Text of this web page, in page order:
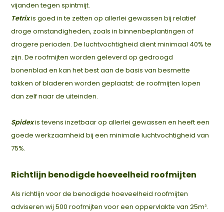
vijanden tegen spintmijt.
Tetrixis goed in te zetten op allerlei gewassen bij relatief
droge omstandigheden, zoals in binnenbeplantingen of
drogere perioden. De luchtvochtigheid dient minimaal 40% te
zijn. De roofmijten worden geleverd op gedroogd
bonenblad en kan het best aan de basis van besmette
takken of bladeren worden geplaatst: de roofmijten lopen
dan zelf naar de uiteinden.
Spidexis tevens inzetbaar op allerlei gewassen en heeft een
goede werkzaamheid bij een minimale luchtvochtigheid van
75%.
Richtlijn benodigde hoeveelheid roofmijten
Als richtlijn voor de benodigde hoeveelheid roofmijten
adviseren wij 500 roofmijten voor een oppervlakte van 25m².